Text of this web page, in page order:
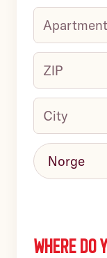
P.O.
box,
company
name,
c/o
required
Apartment,
suite,
unit,
building,
floor,
etc.
ZIP
City
Country
(required
Where do